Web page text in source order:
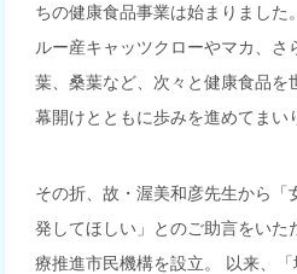
ちの健康食品事業は始まりまし
ルー産キャッツクローやマカ、さ
葉、桑葉など、次々と健康食品を
幕開けとともに歩みを進めてまい
その折、故・渥美和彦先生から「
発してほしい」とのご助言をいた
療推進市民機構を設立。 以来、